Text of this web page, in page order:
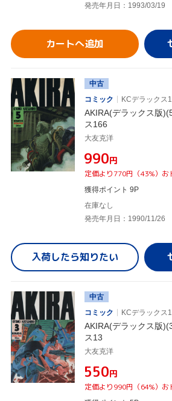
発売年月日：1993/03/19
カートへ追加
中古
コミック
KCデラックス
AKIRA(デラックス版
ス166
大友克洋
¥990円
定価より770円（43%）お
獲得ポイント 9P
在庫なし
発売年月日：1990/11/26
入荷したら知りたい
中古
コミック
KCデラックス
AKIRA(デラックス版
ス13
大友克洋
¥550円
定価より990円（64%）お